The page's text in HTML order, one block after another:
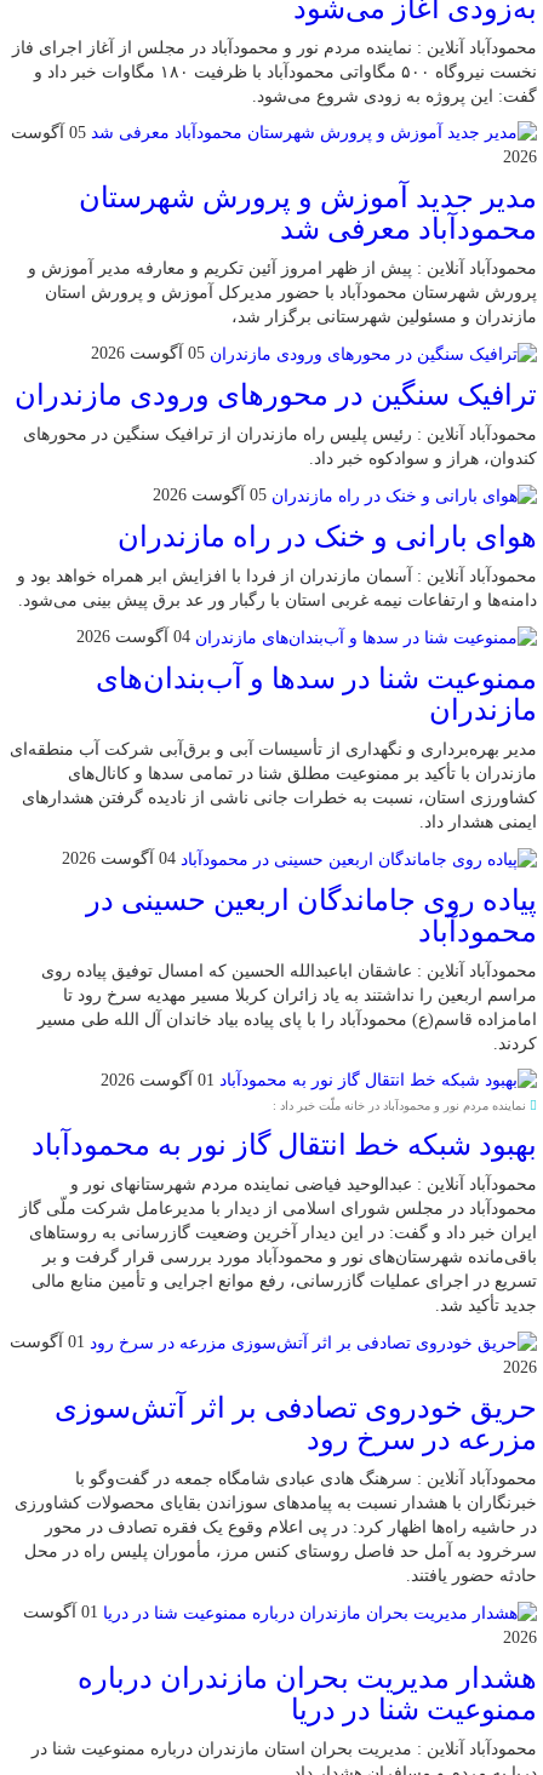
به‌زودی آغاز می‌شود
محمودآباد آنلاین : نماینده مردم نور و محمودآباد در مجلس از آغاز اجرای فاز
نخست نیروگاه ۵۰۰ مگاواتی محمودآباد با ظرفیت ۱۸۰ مگاوات خبر داد و
گفت: این پروژه به زودی شروع می‌شود.
05 آگوست
2026
مدیر جدید آموزش و پرورش شهرستان
محمودآباد معرفی شد
محمودآباد آنلاین : پیش از ظهر امروز آئین تکریم و معارفه مدیر آموزش و
پرورش شهرستان محمودآباد با حضور مدیرکل آموزش و پرورش استان
مازندران و مسئولین شهرستانی برگزار شد،
05 آگوست 2026
ترافیک سنگین در محور‌های ورودی مازندران
محمودآباد آنلاین : رئیس پلیس راه مازندران از ترافیک سنگین در محور‌های
کندوان، هراز و سوادکوه خبر داد.
05 آگوست 2026
هوای بارانی و خنک در راه مازندران
محمودآباد آنلاین : آسمان مازندران از فردا با افزایش ابر همراه خواهد بود و
دامنه‌ها و ارتفاعات نیمه غربی استان با رگبار ور عد برق پیش بینی می‌شود.
04 آگوست 2026
ممنوعیت شنا در سدها و آب‌بندان‌‌های
مازندران
مدیر بهره‌برداری و نگهداری از تأسیسات آبی و برق‌آبی شرکت آب منطقه‌ای
مازندران با تأکید بر ممنوعیت مطلق شنا در تمامی سدها و کانال‌های
کشاورزی استان، نسبت به خطرات جانی ناشی از نادیده گرفتن هشدارهای
ایمنی هشدار داد.
04 آگوست 2026
پیاده روی جاماندگان اربعین حسینی در
محمودآباد
محمودآباد آنلاین : عاشقان اباعبدالله الحسین که امسال توفیق پیاده روی
مراسم اربعین را نداشتند به یاد زائران کربلا مسیر مهدیه سرخ رود تا
امامزاده قاسم(ع) محمودآباد را با پای پیاده بیاد خاندان آل الله طی مسیر
کردند.
01 آگوست 2026
نماینده مردم نور و محمودآباد در خانه ملّت خبر داد :
بهبود شبکه خط انتقال گاز نور به محمودآباد
محمودآباد آنلاین : عبدالوحید فیاضی نماینده مردم شهرستانهای نور و
محمودآباد در مجلس شورای اسلامی از دیدار با مدیرعامل شرکت ملّی گاز
ایران خبر داد و گفت: در این دیدار آخرین وضعیت گازرسانی به روستاهای
باقی‌مانده شهرستان‌های نور و محمودآباد مورد بررسی قرار گرفت و بر
تسریع در اجرای عملیات گازرسانی، رفع موانع اجرایی و تأمین منابع مالی
جدید تأکید شد.
01 آگوست
2026
حریق خودروی تصادفی بر اثر آتش‌سوزی
مزرعه در سرخ رود
محمودآباد آنلاین : سرهنگ هادی عبادی شامگاه جمعه در گفت‌وگو با
خبرنگاران با هشدار نسبت به پیامدهای سوزاندن بقایای محصولات کشاورزی
در حاشیه راه‌ها اظهار کرد: در پی اعلام وقوع یک فقره تصادف در محور
سرخرود به آمل حد فاصل روستای کنس مرز، مأموران پلیس راه در محل
حادثه حضور یافتند.
01 آگوست
2026
هشدار مدیریت بحران مازندران درباره
ممنوعیت شنا در دریا
محمودآباد آنلاین : مدیریت بحران استان مازندران درباره ممنوعیت شنا در